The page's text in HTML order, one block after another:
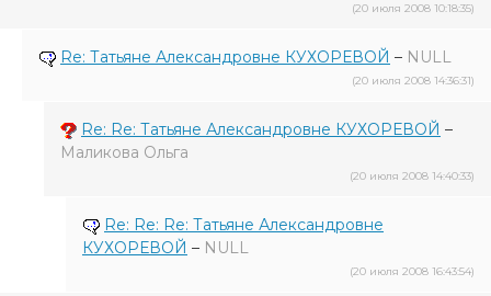
(20 июля 2008 10:18:35)
Re: Татьяне Александровне КУХОРЕВОЙ – NULL
(20 июля 2008 14:36:31)
Re: Re: Татьяне Александровне КУХОРЕВОЙ –
Маликова Ольга
(20 июля 2008 14:40:33)
Re: Re: Re: Татьяне Александровне
КУХОРЕВОЙ – NULL
(20 июля 2008 16:43:54)